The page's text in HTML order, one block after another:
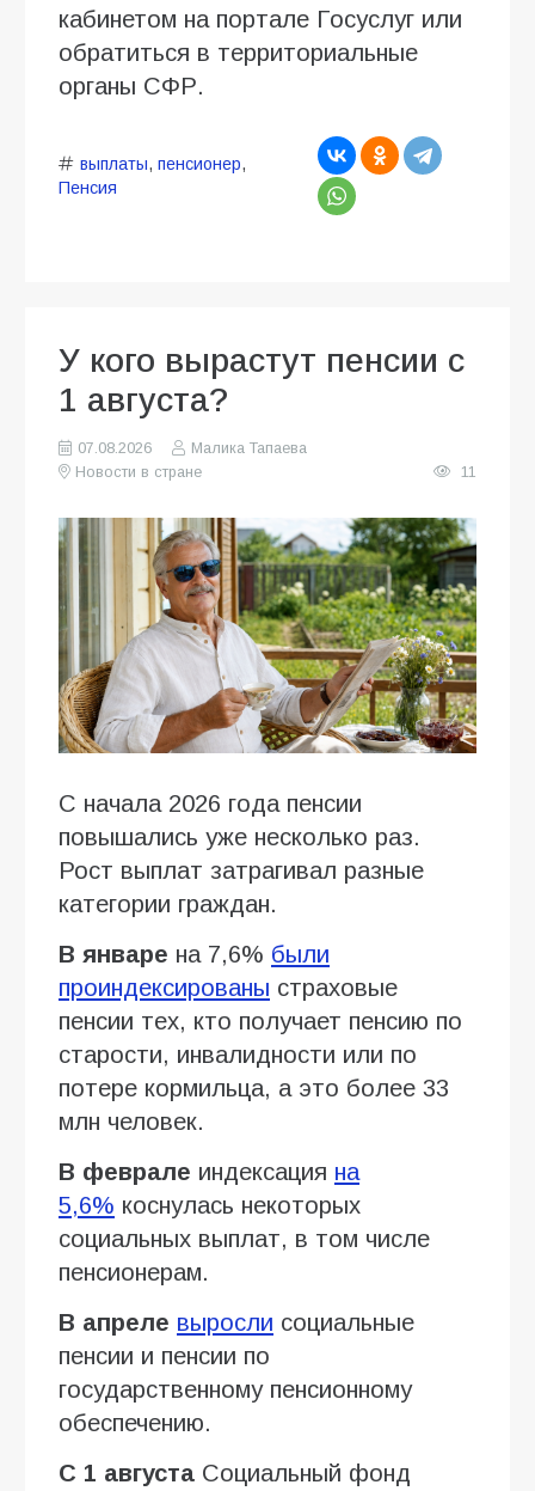
кабинетом на портале Госуслуг или
обратиться в территориальные
органы СФР.
выплаты, пенсионер,
Пенсия
У кого вырастут пенсии с
1 августа?
07.08.2026
Малика Тапаева
Новости в стране
11
С начала 2026 года пенсии
повышались уже несколько раз.
Рост выплат затрагивал разные
категории граждан.
В январе на 7,6% были
проиндексированы страховые
пенсии тех, кто получает пенсию по
старости, инвалидности или по
потере кормильца, а это более 33
млн человек.
В феврале индексация на
5,6% коснулась некоторых
социальных выплат, в том числе
пенсионерам.
В апреле выросли социальные
пенсии и пенсии по
государственному пенсионному
обеспечению.
С 1 августа Социальный фонд